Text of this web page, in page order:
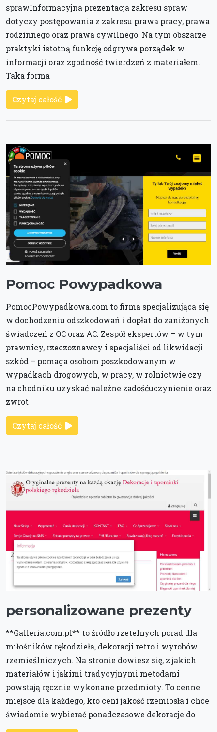
sprawInformacyjna prezentacja zakresu spraw
dotyczy postępowania z zakresu prawa pracy, prawa
rodzinnego oraz prawa cywilnego. Na tym obszarze
praktyki istotną funkcję odgrywa porządek w
informacji oraz zgodność twierdzeń z materiałem.
Taka forma
Czytaj całość
Pomoc Powypadkowa
PomocPowypadkowa.com to firma specjalizująca się
w dochodzeniu odszkodowań i dopłat do zaniżonych
świadczeń z OC oraz AC. Zespół ekspertów – w tym
prawnicy, rzeczoznawcy i specjaliści od likwidacji
szkód – pomaga osobom poszkodowanym w
wypadkach drogowych, w pracy, w rolnictwie czy
na chodniku uzyskać należne zadośćuczynienie oraz
zwrot
Czytaj całość
personalizowane prezenty
**Galleria.com.pl** to źródło rzetelnych porad dla
miłośników rękodzieła, dekoracji retro i wyrobów
rzemieślniczych. Na stronie dowiesz się, z jakich
materiałów i jakimi tradycyjnymi metodami
powstają ręcznie wykonane przedmioty. To cenne
miejsce dla każdego, kto ceni jakość rzemiosła i chce
świadomie wybierać ponadczasowe dekoracje do